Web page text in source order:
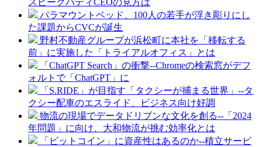
パラマウントベッド、100人の若手が浮き彫りにし
た課題からCVCが誕生
野村不動産グループが浜松町に本社を「移転する
前」に実施した「トライアルオフィス」とは
「ChatGPT Search」の衝撃--Chromeの検索窓がデフ
ォルトで「ChatGPT」に
「S.RIDE」が目指す「タクシーが捕まる世界」--タ
クシー配車のエスライド、ビジネス向け好調
物流の現場でデータドリブンな文化を創る--「2024
年問題」に向け、大和物流が挑む効率化とは
「ビットコイン」に資産性はあるのか--積立サービ